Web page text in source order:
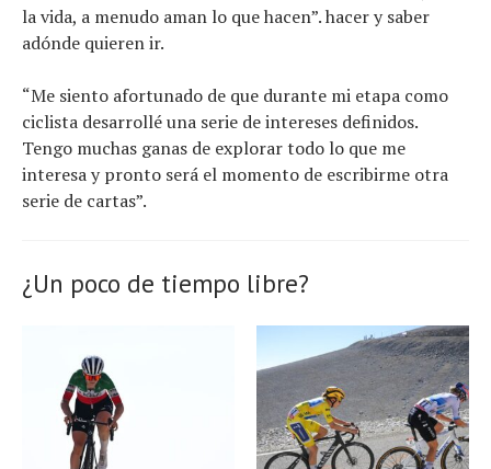
la vida, a menudo aman lo que hacen”. hacer y saber
adónde quieren ir.
“Me siento afortunado de que durante mi etapa como
ciclista desarrollé una serie de intereses definidos.
Tengo muchas ganas de explorar todo lo que me
interesa y pronto será el momento de escribirme otra
serie de cartas”.
¿Un poco de tiempo libre?